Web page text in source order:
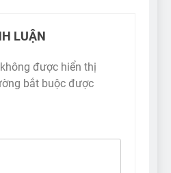
LUẬN
được hiển thị
bắt buộc được